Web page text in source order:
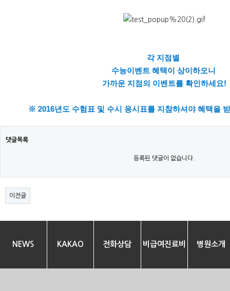
각 지점별
수능이벤트 혜택이 상이하오니
가까운 지점의 이벤트를 확인하세요!
※ 2016년도 수험표 및 수시 응시표를 지참하셔야 혜택을
댓글목록
등록된 댓글이 없습니다.
이전글
NEWS KAKAO 전화상담 비급여진료비 병원소개